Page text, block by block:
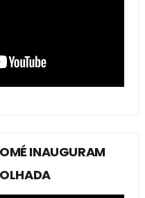
INAUGURAM